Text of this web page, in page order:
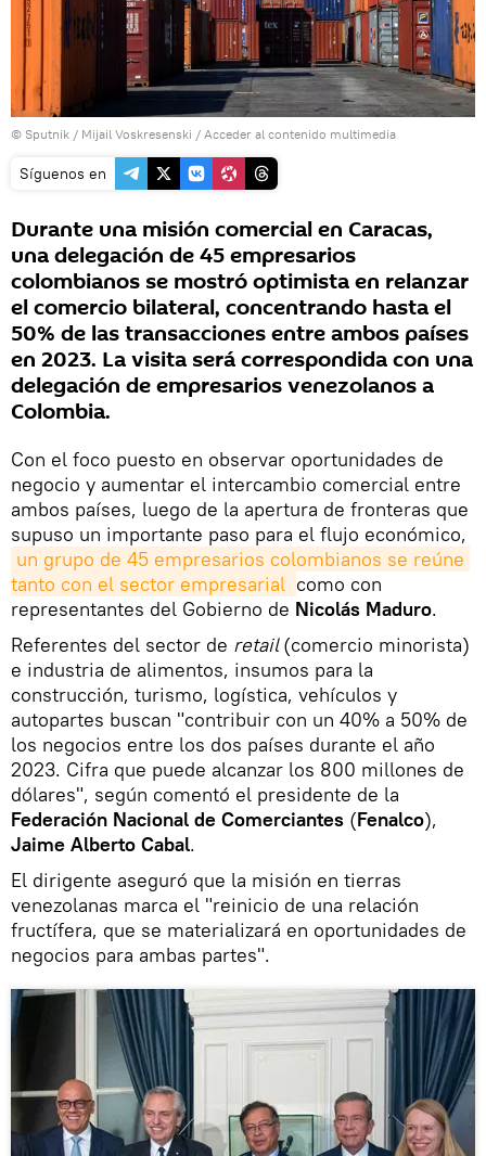
© Sputnik / Mijail Voskresenski / Acceder al contenido multimedia
Síguenos en
Durante una misión comercial en Caracas,
una delegación de 45 empresarios
colombianos se mostró optimista en relanzar
el comercio bilateral, concentrando hasta el
50% de las transacciones entre ambos países
en 2023. La visita será correspondida con una
delegación de empresarios venezolanos a
Colombia.
Con el foco puesto en observar oportunidades de
negocio y aumentar el intercambio comercial entre
ambos países, luego de la apertura de fronteras que
supuso un importante paso para el flujo económico,
un grupo de 45 empresarios colombianos se reúne
tanto con el sector empresarial como con
representantes del Gobierno de Nicolás Maduro.
Referentes del sector de retail(comercio minorista)
e industria de alimentos, insumos para la
construcción, turismo, logística, vehículos y
autopartes buscan "contribuir con un 40% a 50% de
los negocios entre los dos países durante el año
2023. Cifra que puede alcanzar los 800 millones de
dólares", según comentó el presidente de la
Federación Nacional de Comerciantes (Fenalco),
Jaime Alberto Cabal.
El dirigente aseguró que la misión en tierras
venezolanas marca el "reinicio de una relación
fructífera, que se materializará en oportunidades de
negocios para ambas partes".